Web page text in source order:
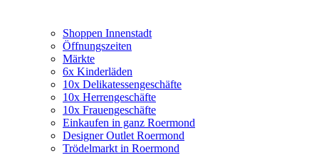
Shoppen Innenstadt
Öffnungszeiten
Märkte
6x Kinderläden
10x Delikatessengeschäfte
10x Herrengeschäfte
10x Frauengeschäfte
Einkaufen in ganz Roermond
Designer Outlet Roermond
Trödelmarkt in Roermond